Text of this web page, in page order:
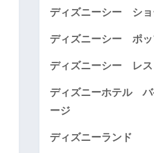
ディズニーシー シ
ディズニーシー ポッ
ディズニーシー レス
ディズニーホテル バ
ージ
ディズニーランド